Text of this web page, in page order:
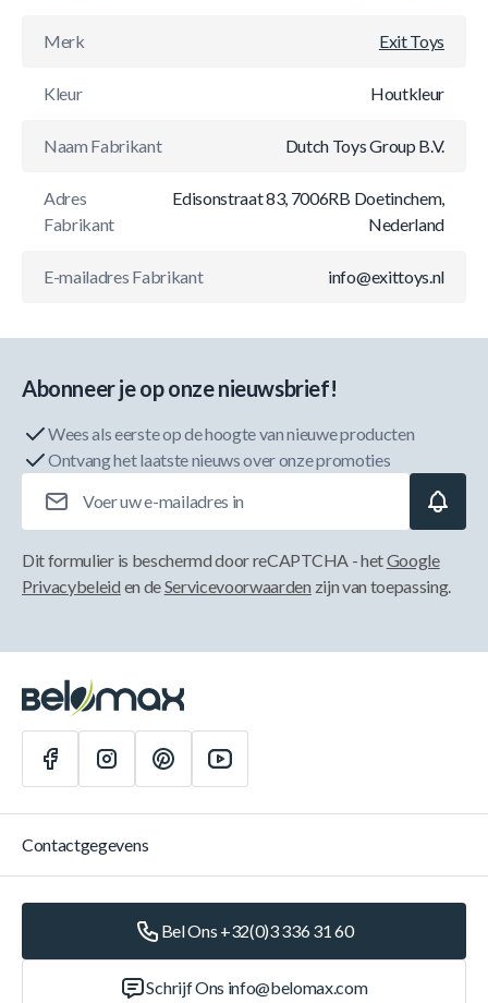
Merk Exit Toys
Kleur Houtkleur
Naam Fabrikant Dutch Toys Group B.V.
Adres
Fabrikant
Edisonstraat 83, 7006RB Doetinchem,
Nederland
E-mailadres Fabrikant info@exittoys.nl
Abonneer je op onze nieuwsbrief!
Wees als eerste op de hoogte van nieuwe producten
Ontvang het laatste nieuws over onze promoties
Dit formulier is beschermd door reCAPTCHA - hetGoogle
Privacybeleid en deServicevoorwaarden zijn van toepassing.
Contactgegevens
Bel Ons +32(0)3 336 31 60
Schrijf Ons info@belomax.com